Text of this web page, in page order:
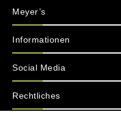
Meyer’s
Informationen
Social Media
Rechtliches